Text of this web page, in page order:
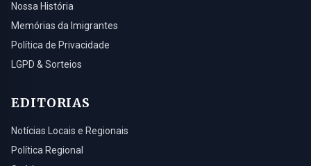
Nossa História
Memórias da Imigrantes
Política de Privacidade
LGPD & Sorteios
EDITORIAS
Notícias Locais e Regionais
Política Regional